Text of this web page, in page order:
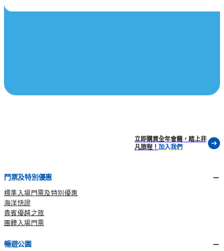
立即購買全年會籍，踏上非
凡旅程！ 加入我們
門票及特別優惠
標準入場門票及特別優惠
海洋快證
貴賓優越之旅
團體入場門票
暢遊公園